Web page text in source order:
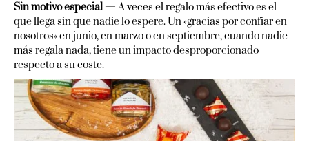
Sin motivo especial— A veces el regalo más efectivo es el
que llega sin que nadie lo espere. Un «gracias por confiar en
nosotros» en junio, en marzo o en septiembre, cuando nadie
más regala nada, tiene un impacto desproporcionado
respecto a su coste.